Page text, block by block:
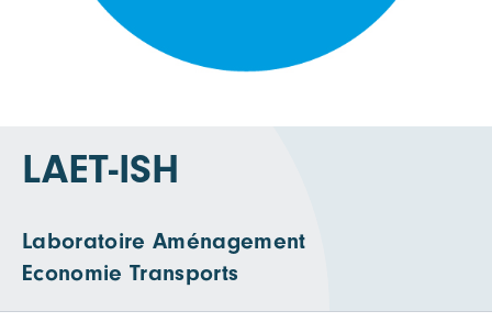
LAET-ISH
Laboratoire Aménagement
Economie Transports